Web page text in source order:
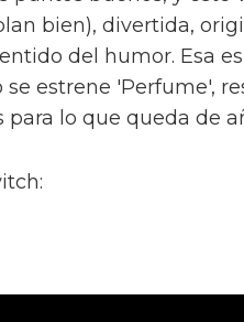
bien), divertida,
del humor. Esa
se estrene 'Perfume',
para lo que queda de